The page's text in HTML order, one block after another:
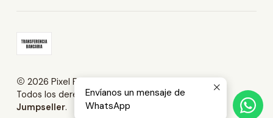
2026 Pixel Pony Store.
Todos los derechos reservados.Desarrollado por
Jumpseller.
Envíanos un mensaje de
WhatsApp